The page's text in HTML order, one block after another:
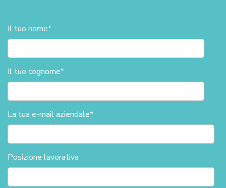
Il tuo nome*
Il tuo cognome*
La tua e-mail aziendale*
Posizione lavorativa